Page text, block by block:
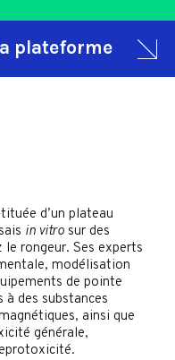
plateforme
d’un plateau
in vitro sur des
le rongeur. Ses experts
modélisation
de pointe
à des substances
ainsi que
générale,